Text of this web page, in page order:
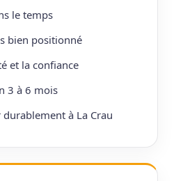
le temps
bien positionné
et la confiance
3 à 6 mois
à La Crau